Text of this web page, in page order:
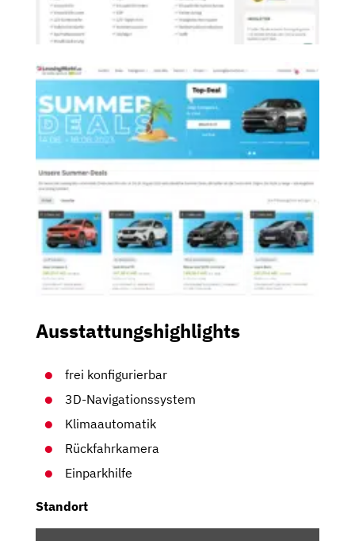
Ausstattungshighlights
frei konfigurierbar
3D-Navigationssystem
Klimaautomatik
Rückfahrkamera
Einparkhilfe
Standort